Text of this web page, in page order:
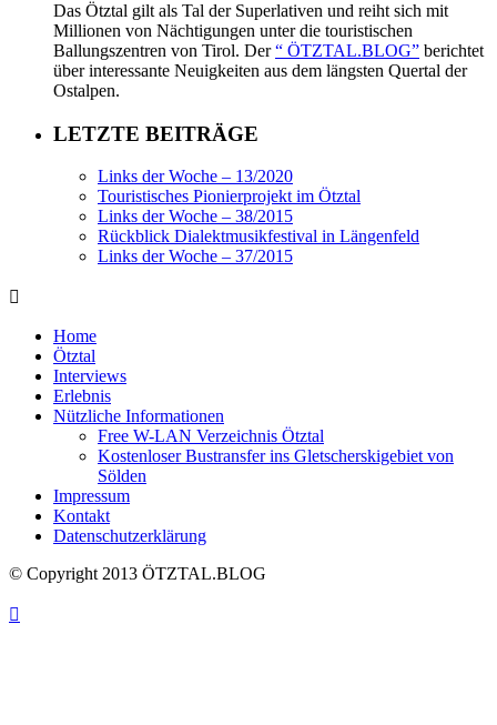
Das Ötztal gilt als Tal der Superlativen und reiht sich mit
Millionen von Nächtigungen unter die touristischen
Ballungszentren von Tirol. Der“ ÖTZTAL.BLOG” berichtet
über interessante Neuigkeiten aus dem längsten Quertal der
Ostalpen.
LETZTE BEITRÄGE
Links der Woche – 13/2020
Touristisches Pionierprojekt im Ötztal
Links der Woche – 38/2015
Rückblick Dialektmusikfestival in Längenfeld
Links der Woche – 37/2015
Home
Ötztal
Interviews
Erlebnis
Nützliche Informationen
Free W-LAN Verzeichnis Ötztal
Kostenloser Bustransfer ins Gletscherskigebiet von
Sölden
Impressum
Kontakt
Datenschutzerklärung
© Copyright 2013 ÖTZTAL.BLOG